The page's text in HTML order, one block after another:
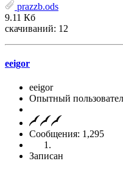
prazzb.ods
9.11 Кб
скачиваний: 12
eeigor
eeigor
Опытный
Сообщения: 1,295
Записан